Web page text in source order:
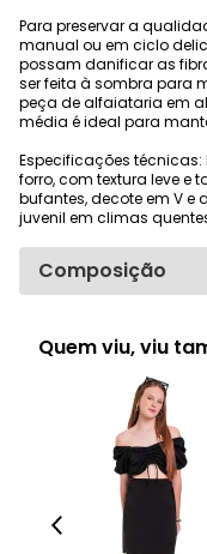
Para preservar a
manual ou em ciclo
possam danificar as
ser feita à sombra para
peça de alfaiataria em
média é ideal para
Especificações técnicas:
forro, com textura leve e
bufantes, decote em V
juvenil em climas
Composição
Quem viu, viu